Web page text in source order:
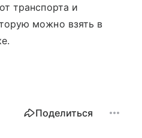
транспорта и
можно взять в
Поделиться